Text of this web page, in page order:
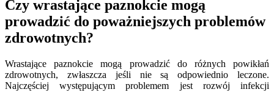
Czy wrastające paznokcie mogą
prowadzić do poważniejszych problemów
zdrowotnych?
Wrastające paznokcie mogą prowadzić do różnych powikłań
zdrowotnych, zwłaszcza jeśli nie są odpowiednio leczone.
Najczęściej występującym problemem jest rozwój infekcji